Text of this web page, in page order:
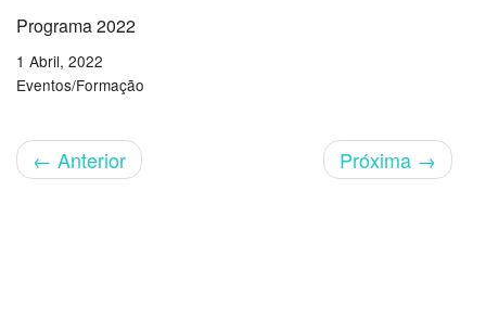
Programa 2022
1 Abril, 2022
Eventos/Formação
← Anterior Próxima →